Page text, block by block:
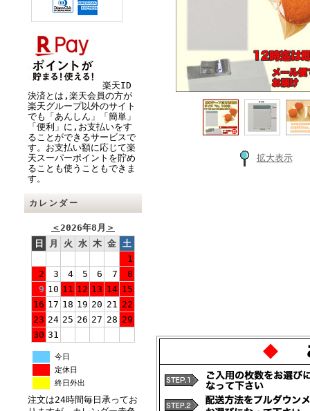
楽天ID
決済とは,楽天会員の方が
楽天グループ以外のサイト
でも「あんしん」「簡単」
「便利」に,お支払いをす
ることができるサービスで
す。お支払い額に応じて楽
天スーパーポイントを貯め
ることも使うこともできま
す。
カレンダー
＜2026年8月 ＞
日
月 火 水 木 金 土
1
2
3 4 5 6 7
8
9 10 11 12 13 14 15
16 17 18 19 20 21 22
23 24 25 26 27 28 29
30 31
今日
定休日
終日外出
注文は24時間毎日承ってお
拡大表示